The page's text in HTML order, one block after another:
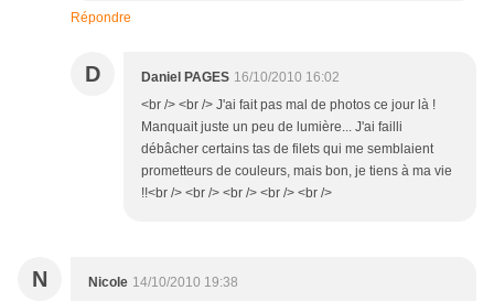
Répondre
D Daniel PAGES 16/10/2010 16:02
<br /> <br /> J'ai fait pas mal de photos ce jour là !
Manquait juste un peu de lumière... J'ai failli
débâcher certains tas de filets qui me semblaient
prometteurs de couleurs, mais bon, je tiens à ma vie
!!<br /> <br /> <br /> <br /> <br />
N Nicole 14/10/2010 19:38